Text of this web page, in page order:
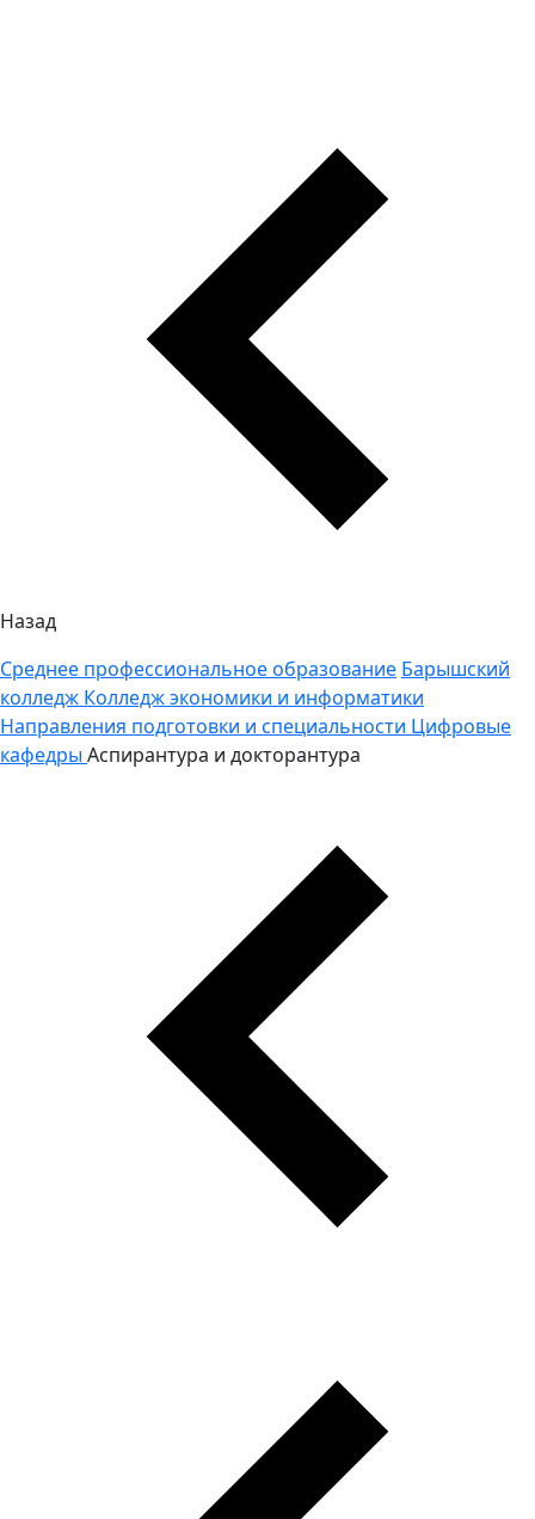
Назад
Среднее профессиональное образование Барышский
колледж Колледж экономики и информатики
Направления подготовки и специальности Цифровые
кафедры Аспирантура и докторантура